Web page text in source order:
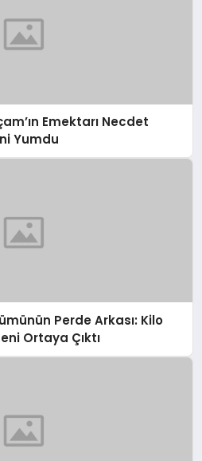
Emektarı Necdet
Yumdu
Perde Arkası: Kilo
Ortaya Çıktı